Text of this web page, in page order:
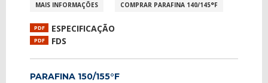
MAIS INFORMAÇÕES COMPRAR PARAFINA 140/145°F
PDF ESPECIFICAÇÃO
PDF FDS
PARAFINA 150/155°F